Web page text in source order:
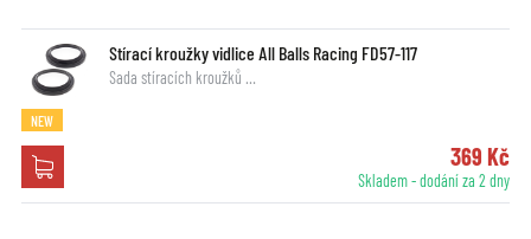
Stírací kroužky vidlice All Balls Racing FD57-117
Sada stíracích kroužků …
NEW
369 Kč
Skladem - dodání za 2 dny